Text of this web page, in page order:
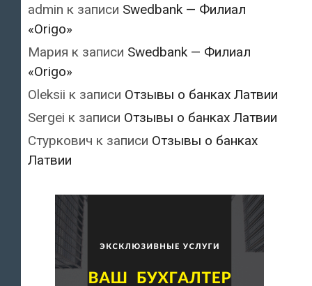
admin к записи Swedbank — Филиал
«Origo»
Мария к записи Swedbank — Филиал
«Origo»
Oleksii к записи Отзывы о банках Латвии
Sergei к записи Отзывы о банках Латвии
Стуркович к записи Отзывы о банках
Латвии